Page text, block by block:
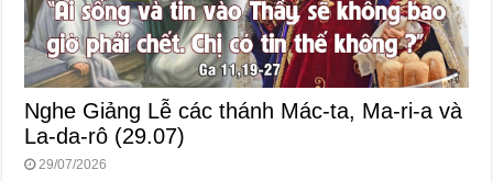
Nghe Giảng Lễ các thánh Mác-ta, Ma-ri-a và
La-da-rô (29.07)
29/07/2026